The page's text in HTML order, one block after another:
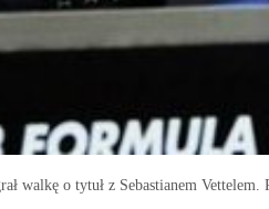
walkę o tytuł z Sebastianem